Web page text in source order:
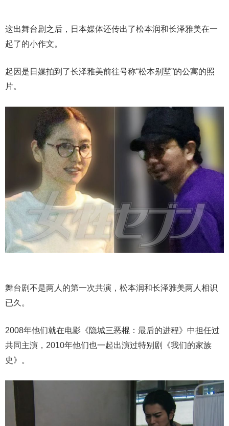
这出舞台剧之后，日本媒体还传出了松本润和长泽雅美在一
起了的小作文。
起因是日媒拍到了长泽雅美前往号称“松本别墅”的公寓的照
片。
舞台剧不是两人的第一次共演，松本润和长泽雅美两人相识
已久。
2008年他们就在电影《隐城三恶棍：最后的进程》中担任过
共同主演，2010年他们也一起出演过特别剧《我们的家族
史》。